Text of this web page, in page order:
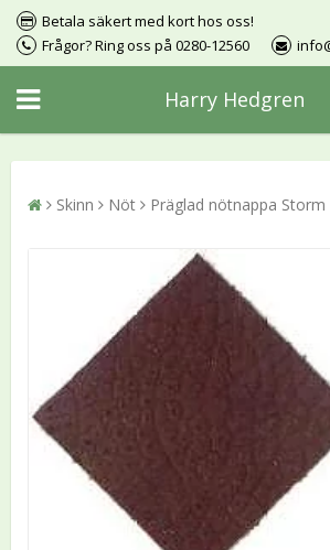
Betala säkert med kort hos oss!
Frågor? Ring oss på 0280-12560
Harry Hedgren
Skinn Nöt Präglad nötnappa Storm